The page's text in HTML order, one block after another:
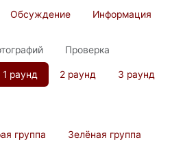
Обсуждение Информация
Проверка
1 раунд 2 раунд 3 раунд
группа Зелёная группа